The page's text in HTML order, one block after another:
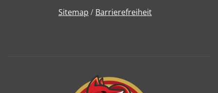
Sitemap / Barrierefreiheit